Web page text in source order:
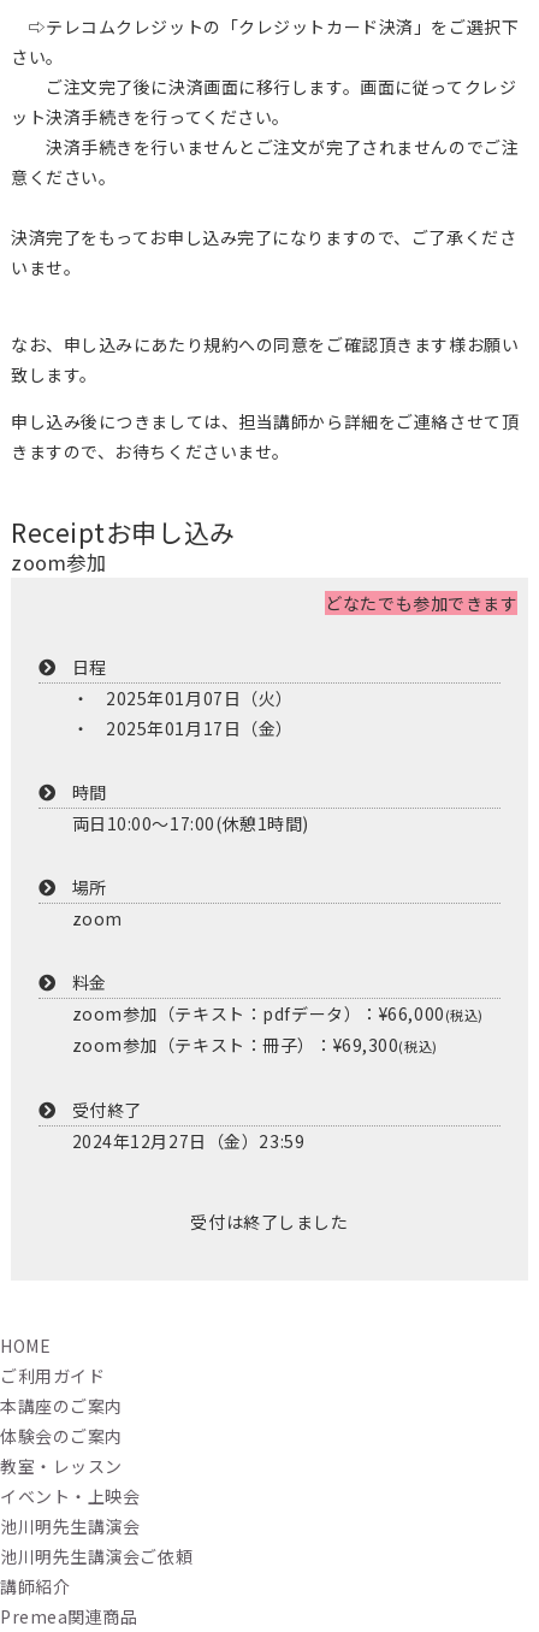
⇨テレコムクレジットの「クレジットカード決済」をご選択下
さい。
ご注文完了後に決済画面に移行します。画面に従ってクレジ
ット決済手続きを行ってください。
決済手続きを行いませんとご注文が完了されませんのでご注
意ください。
決済完了をもってお申し込み完了になりますので、ご了承くださ
いませ。
なお、申し込みにあたり規約への同意をご確認頂きます様お願い
致します。
申し込み後につきましては、担当講師から詳細をご連絡させて頂
きますので、お待ちくださいませ。
Receiptお申し込み
zoom参加
どなたでも参加できます
日程
2025年01月07日（火）
2025年01月17日（金）
時間
両日10:00〜17:00(休憩1時間)
場所
zoom
料金
zoom参加（テキスト：pdfデータ）：¥66,000(税込)
zoom参加（テキスト：冊子）：¥69,300(税込)
受付終了
2024年12月27日（金）23:59
受付は終了しました
HOME
ご利用ガイド
本講座のご案内
体験会のご案内
教室・レッスン
イベント・上映会
池川明先生講演会
池川明先生講演会ご依頼
講師紹介
Premea関連商品